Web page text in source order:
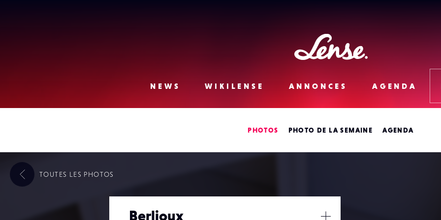
Lense
NEWS WIKILENSE ANNONCES AGENDA
PHOTOS PHOTO DE LA SEMAINE AGENDA
Berlioux
TOUTES LES PHOTOS